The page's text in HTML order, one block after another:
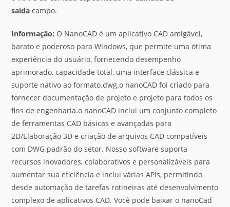
saída campo.
Informação: O NanoCAD é um aplicativo CAD amigável,
barato e poderoso para Windows, que permite uma ótima
experiência do usuário, fornecendo desempenho
aprimorado, capacidade total, uma interface clássica e
suporte nativo ao formato.dwg.o nanoCAD foi criado para
fornecer documentação de projeto e projeto para todos os
fins de engenharia.o nanoCAD inclui um conjunto completo
de ferramentas CAD básicas e avançadas para
2D/Elaboração 3D e criação de arquivos CAD compatíveis
com DWG padrão do setor. Nosso software suporta
recursos inovadores, colaborativos e personalizáveis para
aumentar sua eficiência e inclui várias APIs, permitindo
desde automação de tarefas rotineiras até desenvolvimento
complexo de aplicativos CAD. Você pode baixar o nanoCad